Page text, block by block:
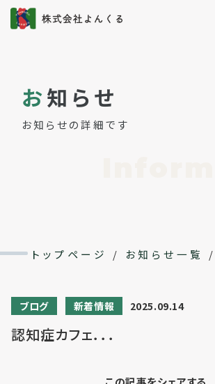
会社概要
利用までの流れ・利用料金
お知らせ
お知らせの詳細です
トップページ / お知らせ一覧 /
ブログ 新着情報 2025.09.14
認知症カフェ．．．